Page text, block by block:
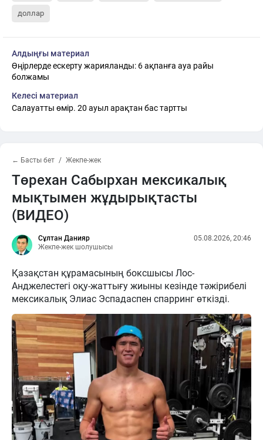
доллар
Алдыңғы материал
Өңірлерде ескерту жарияланды: 6 ақпанға ауа райы
болжамы
Келесі материал
Салауатты өмір. 20 ауыл арақтан бас тартты
← Басты бет Жекпе-жек
Төрехан Сабырхан мексикалық
мықтымен жұдырықтасты
(ВИДЕО)
Сұлтан Данияр
Жекпе-жек шолушысы
05.08.2026, 20:46
Қазақстан құрамасының боксшысы Лос-
Анджелестегі оқу-жаттығу жиыны кезінде тәжірибелі
мексикалық Элиас Эспадаспен спарринг өткізді.